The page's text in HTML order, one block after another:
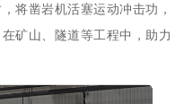
将凿岩机活塞运动冲击功，
矿山、隧道等工程中，助力